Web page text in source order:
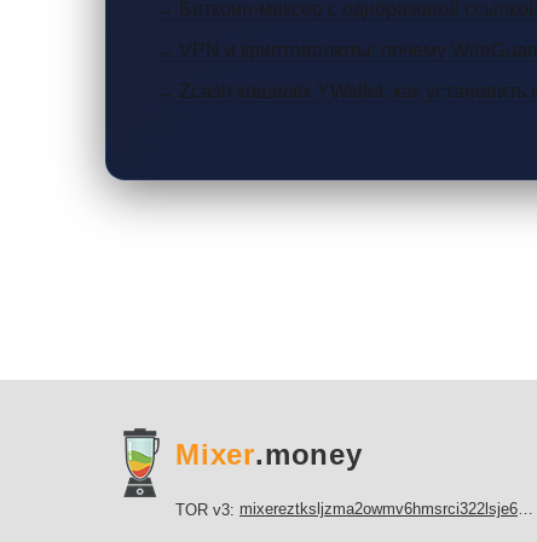
→ Биткоин-миксер с одноразовой
→ VPN и криптовалюты: почему
→ Zcash кошелёк YWallet: как
Mixer.money
TOR v3: mixereztksljzma2owmv6hmsrci322lsje6m3svicoddk3xbgvhd2fid.onion